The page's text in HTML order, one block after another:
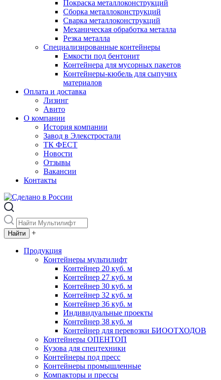
Покраска металлоконструкций
Сборка металлоконструкций
Сварка металлоконструкций
Механическая обработка металла
Резка металла
Специализированные контейнеры
Емкости под бентонит
Контейнера для мусорных пакетов
Контейнеры-кюбель для сыпучих
материалов
Оплата и доставка
Лизинг
Авито
О компании
История компании
Завод в Элекстростали
ТК ФЕСТ
Новости
Отзывы
Вакансии
Контакты
+
Продукция
Контейнеры мультилифт
Контейнер 20 куб. м
Контейнер 27 куб. м
Контейнер 30 куб. м
Контейнер 32 куб. м
Контейнер 36 куб. м
Индивидуальные проекты
Контейнер 38 куб. м
Контейнер для перевозки БИООТХОДОВ
Контейнеры ОПЕНТОП
Кузова для спецтехники
Контейнеры под пресс
Контейнеры промышленные
Компакторы и прессы